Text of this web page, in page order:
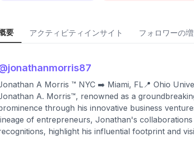
要 アクティビティインサイト フォロワーの
jonathanmorris87
A Morris ™️ NYC ➡️ Miami, FL📍 Ohio
A. Morris™️, renowned as a
through his innovative business
of entrepreneurs, Jonathan's
highlight his influential footprint and